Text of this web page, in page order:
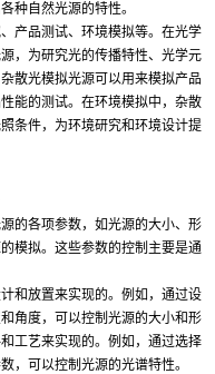
种自然光源的特性。
产品测试、环境模拟等。在光学
，为研究光的传播特性、光学元
散光模拟光源可以用来模拟产品
能的测试。在环境模拟中，杂散
条件，为环境研究和环境设计提
的各项参数，如光源的大小、形
模拟。这些参数的控制主要是通
和放置来实现的。例如，通过设
角度，可以控制光源的大小和形
工艺来实现的。例如，通过选择
，可以控制光源的光谱特性。